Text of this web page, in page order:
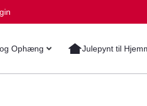
Ophæng Julepynt til